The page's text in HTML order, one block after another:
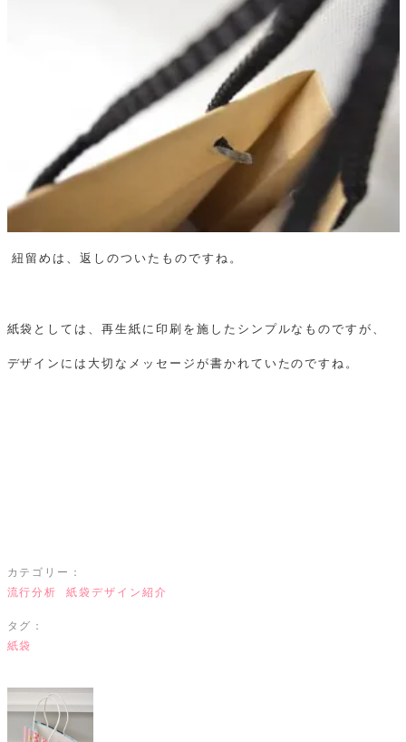
紐留めは、返しのついたものですね。
紙袋としては、再生紙に印刷を施したシンプルなものですが、
デザインには大切なメッセージが書かれていたのですね。
カテゴリー：
流行分析
紙袋デザイン紹介
タグ：
紙袋